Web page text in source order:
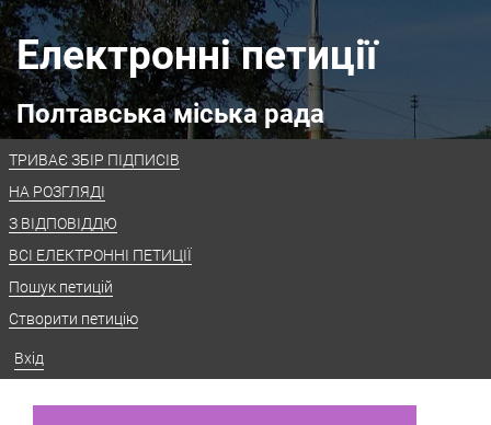
Електронні петиції
Полтавська міська рада
ТРИВАЄ ЗБІР ПІДПИСІВ
НА РОЗГЛЯДІ
З ВІДПОВІДДЮ
ВСІ ЕЛЕКТРОННІ ПЕТИЦІЇ
Пошук петицій
Створити петицію
Вхід